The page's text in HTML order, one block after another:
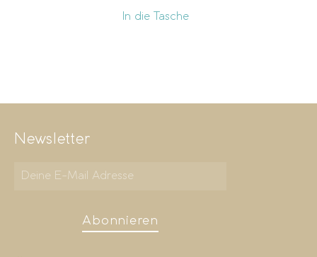
In die Tasche
Newsletter
Abonnieren